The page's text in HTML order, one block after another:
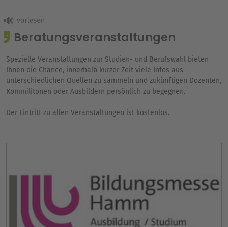
Beratungsveranstaltungen
Spezielle Veranstaltungen zur Studien- und Berufswahl bieten
Ihnen die Chance, innerhalb kurzer Zeit viele Infos aus
unterschiedlichen Quellen zu sammeln und zukünftigen Dozenten,
Kommilitonen oder Ausbildern persönlich zu begegnen.
Der Eintritt zu allen Veranstaltungen ist kostenlos.